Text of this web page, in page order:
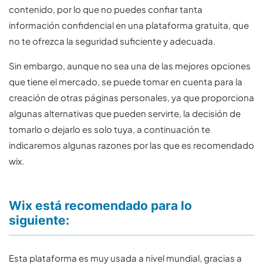
contenido, por lo que no puedes confiar tanta
información confidencial en una plataforma gratuita, que
no te ofrezca la seguridad suficiente y adecuada.
Sin embargo, aunque no sea una de las mejores opciones
que tiene el mercado, se puede tomar en cuenta para la
creación de otras páginas personales, ya que proporciona
algunas alternativas que pueden servirte, la decisión de
tomarlo o dejarlo es solo tuya, a continuación te
indicaremos algunas razones por las que es recomendado
wix.
Wix está recomendado para lo
siguiente:
Esta plataforma es muy usada a nivel mundial, gracias a